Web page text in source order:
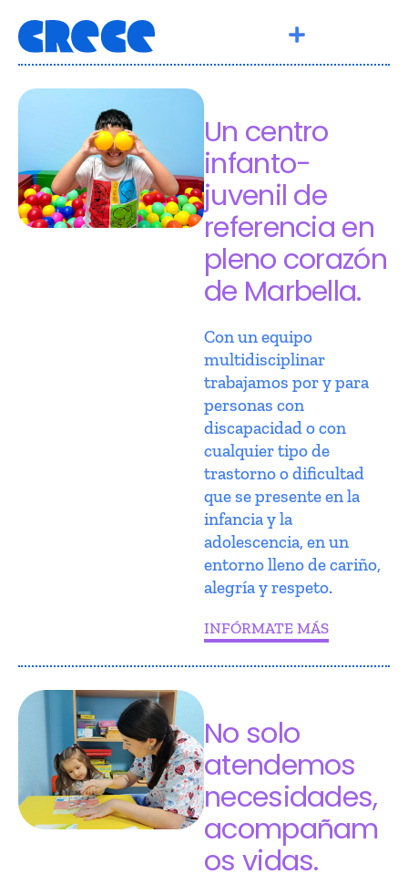
Un centro
infanto-
juvenil de
referencia en
pleno corazón
de Marbella.
Con un equipo
multidisciplinar
trabajamos por y para
personas con
discapacidad o con
cualquier tipo de
trastorno o dificultad
que se presente en la
infancia y la
adolescencia, en un
entorno lleno de cariño,
alegría y respeto.
INFÓRMATE MÁS
No solo
atendemos
necesidades,
acompañam
os vidas.